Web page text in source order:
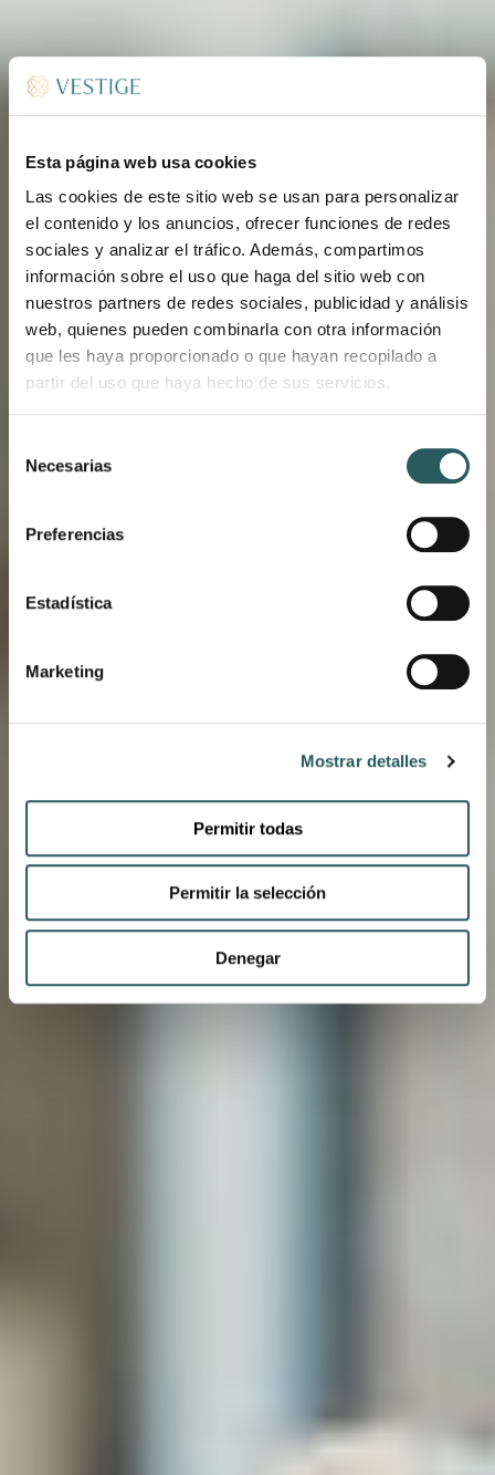
Esta página web usa cookies
Las cookies de este sitio web se usan para personalizar
el contenido y los anuncios, ofrecer funciones de redes
sociales y analizar el tráfico. Además, compartimos
información sobre el uso que haga del sitio web con
nuestros partners de redes sociales, publicidad y análisis
web, quienes pueden combinarla con otra información
que les haya proporcionado o que hayan recopilado a
partir del uso que haya hecho de sus servicios.
Necesarias
Preferencias
Estadística
Marketing
Mostrar detalles
Permitir todas
Permitir la selección
Denegar
BLOG VESTIGE
FIESTA EN LA
QUE TODO EL
BIENVENIDO